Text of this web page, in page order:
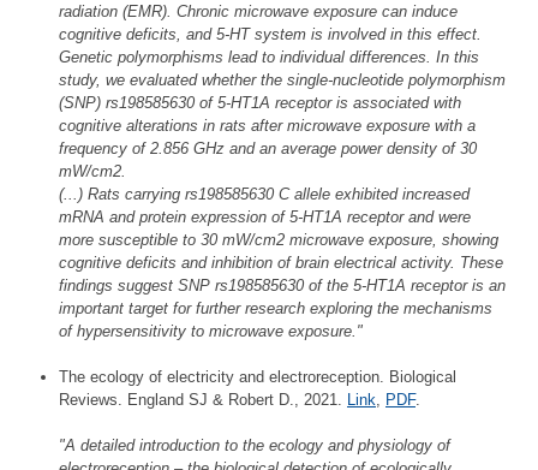
radiation (EMR). Chronic microwave exposure can induce
cognitive deficits, and 5-HT system is involved in this effect.
Genetic polymorphisms lead to individual differences. In this
study, we evaluated whether the single-nucleotide polymorphism
(SNP) rs198585630 of 5-HT1A receptor is associated with
cognitive alterations in rats after microwave exposure with a
frequency of 2.856 GHz and an average power density of 30
mW/cm2.
(...) Rats carrying rs198585630 C allele exhibited increased
mRNA and protein expression of 5-HT1A receptor and were
more susceptible to 30 mW/cm2 microwave exposure, showing
cognitive deficits and inhibition of brain electrical activity. These
findings suggest SNP rs198585630 of the 5-HT1A receptor is an
important target for further research exploring the mechanisms
of hypersensitivity to microwave exposure."
The ecology of electricity and electroreception. Biological
Reviews. England SJ & Robert D., 2021. Link, PDF.
"A detailed introduction to the ecology and physiology of